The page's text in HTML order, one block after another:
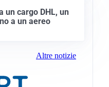
un cargo DHL, un
a un aereo
Altre notizie